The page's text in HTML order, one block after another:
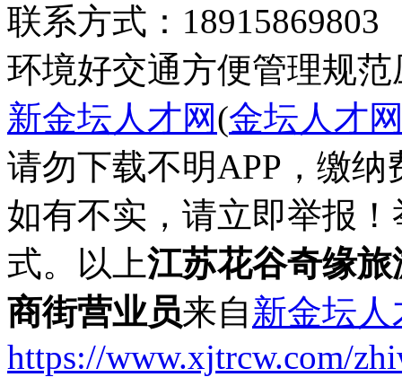
联系方式：18915869803
环境好交通方便管理规范
新金坛人才网(金坛人才
请勿下载不明APP，缴
如有不实，请立即举报
式。以上江苏花谷奇缘
商街营业员来自新金坛人
https://www.xjtrcw.com/